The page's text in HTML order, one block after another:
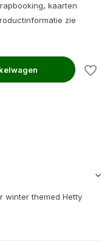
kaarten
zie
winter themed Hetty